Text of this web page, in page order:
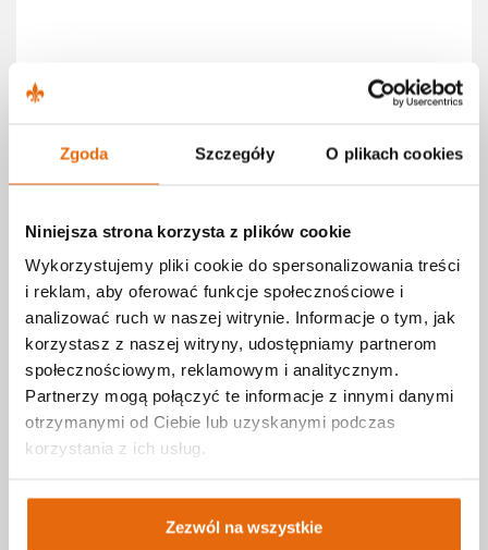
Zgoda Szczegóły O plikach cookies
Niniejsza strona korzysta z plików cookie
Wykorzystujemy pliki cookie do spersonalizowania treści
i reklam, aby oferować funkcje społecznościowe i
analizować ruch w naszej witrynie. Informacje o tym, jak
korzystasz z naszej witryny, udostępniamy partnerom
społecznościowym, reklamowym i analitycznym.
Partnerzy mogą połączyć te informacje z innymi danymi
otrzymanymi od Ciebie lub uzyskanymi podczas
korzystania z ich usług.
Zezwól na wszystkie
Strefa pacjenta
Poradnik
Z życia przychodni - aktualności
Blog - poradnik pacjenta
Leksykon zdrowia
Media o nas
E-zdrowie
E-rejestracja